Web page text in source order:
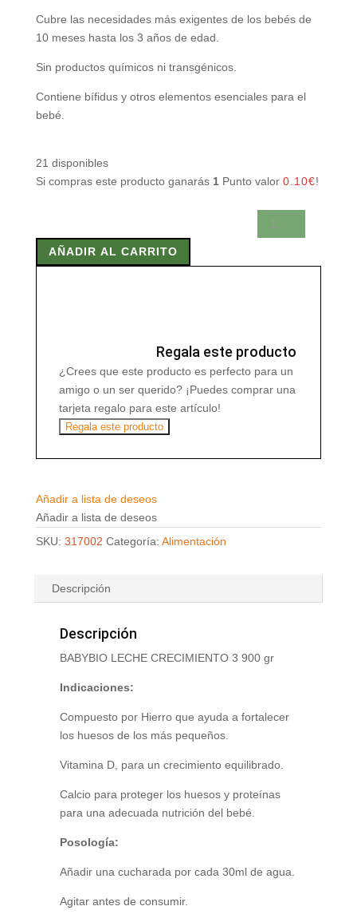
Cubre las necesidades más exigentes de los bebés de
10 meses hasta los 3 años de edad.
Sin productos químicos ni transgénicos.
Contiene bífidus y otros elementos esenciales para el
bebé.
21 disponibles
Si compras este producto ganarás 1Punto valor 0.10€!
LECHE
CRECIMIENTO
AÑADIR AL CARRITO
Regala este producto
¿Crees que este producto es perfecto para un
amigo o un ser querido? ¡Puedes comprar una
tarjeta regalo para este artículo!
Regala este producto
Añadir a lista de deseos
Añadir a lista de deseos
SKU: 317002 Categoría: Alimentación
Descripción
Descripción
BABYBIO LECHE CRECIMIENTO 3 900 gr
Indicaciones:
Compuesto por Hierro que ayuda a fortalecer
los huesos de los más pequeños.
Vitamina D, para un crecimiento equilibrado.
Calcio para proteger los huesos y proteínas
para una adecuada nutrición del bebé.
Posología:
Añadir una cucharada por cada 30ml de agua.
Agitar antes de consumir.